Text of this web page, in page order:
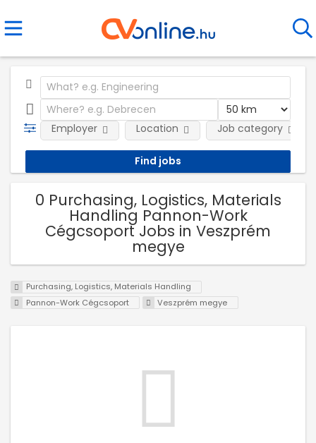
Employer Location Job category
0 Purchasing, Logistics, Materials
Handling Pannon-Work
Cégcsoport Jobs in Veszprém
megye
Purchasing, Logistics, Materials Handling
Pannon-Work Cégcsoport
Veszprém megye